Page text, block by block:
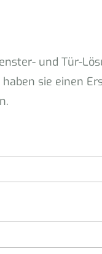
und Tür-
sie einen